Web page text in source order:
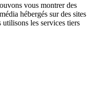
vous montrer des
hébergés sur des sites
les services tiers